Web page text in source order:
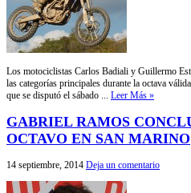
Los motociclistas Carlos Badiali y Guillermo
las categorías principales durante la octava
que se disputó el sábado ... Leer Más »
GABRIEL RAMOS
OCTAVO EN SAN MARINO
14 septiembre, 2014 Deja un comentario